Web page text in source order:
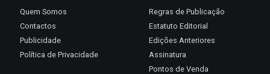
Quem Somos
Contactos
Publicidade
Política de Privacidade
Regras de Publicação
Estatuto Editorial
Edições Anteriores
Assinatura
Pontos de Venda